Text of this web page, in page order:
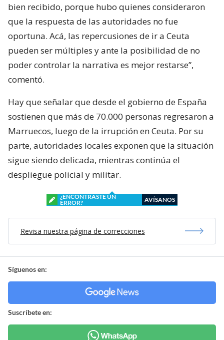
bien recibido, porque hubo quienes consideraron
que la respuesta de las autoridades no fue
oportuna. Acá, las repercusiones de ir a Ceuta
pueden ser múltiples y ante la posibilidad de no
poder controlar la narrativa es mejor restarse”,
comentó.
Hay que señalar que desde el gobierno de España
sostienen que más de 70.000 personas regresaron a
Marruecos, luego de la irrupción en Ceuta. Por su
parte, autoridades locales exponen que la situación
sigue siendo delicada, mientras continúa el
despliegue policial y militar.
¿ENCONTRASTE UN
ERROR?
AVÍSANOS
Revisa nuestra página de correcciones
Síguenos en:
Suscríbete en: